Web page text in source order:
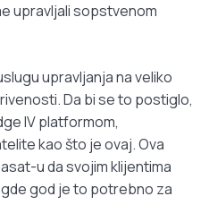
upravljali sopstvenom
upravljanja na veliko
Da bi se to postiglo,
IV platformom,
kao što je ovaj. Ova
u da svojim klijentima
god je to potrebno za